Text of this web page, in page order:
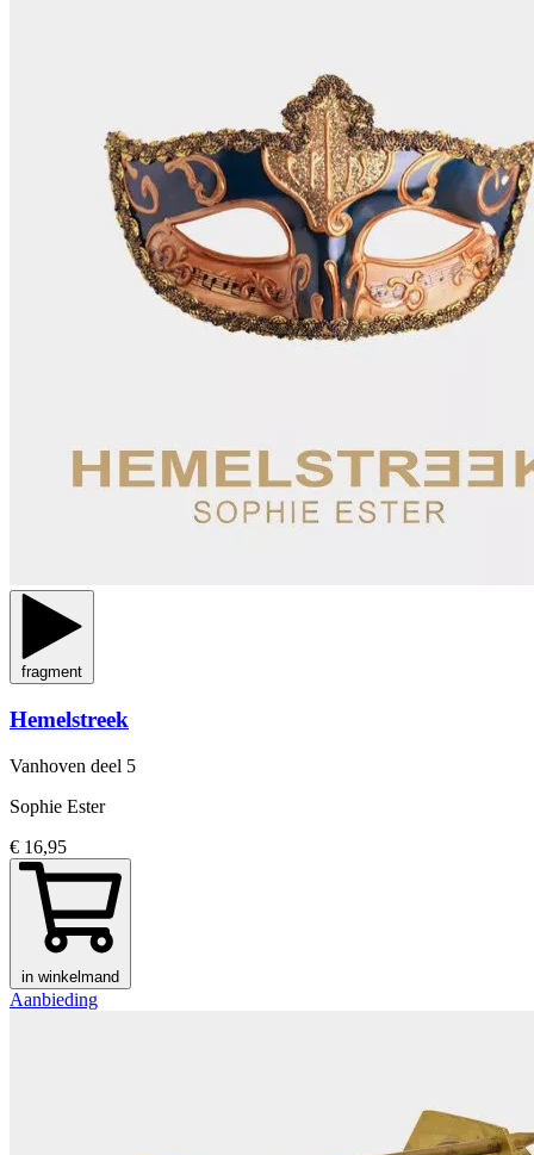
fragment
Hemelstreek
Vanhoven deel 5
Sophie Ester
€ 16,95
in winkelmand
Aanbieding